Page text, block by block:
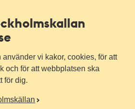
vi kakor, cookies, för att
och för att webbplatsen ska
för dig.